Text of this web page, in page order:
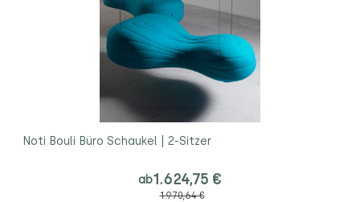
Noti Bouli Büro Schaukel | 2-Sitzer
ab1.624,75 €
1.970,64 €